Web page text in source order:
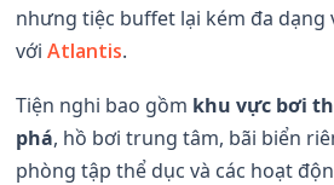
nhưng tiệc buffet lại kém đa dạng
vớiAtlantis.
Tiện nghi bao gồm khu vực bơi
phá, hồ bơi trung tâm, bãi biển
phòng tập thể dục và các hoạt